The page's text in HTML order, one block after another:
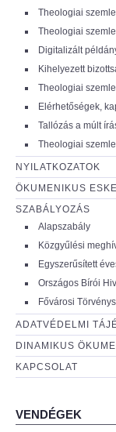
Theologiai
Theologiai
Digitalizált
Kihelyezett
Theologiai
Elérhetőségek,
Tallózás a múlt
Theologiai
NYILATKOZATOK
ÖKUMENIKUS
SZABÁLYOZÁS
Alapszabály
Közgyűlési
Egyszerűsített
Országos Bírói
Fővárosi
ADATVÉDELMI
DINAMIKUS
KAPCSOLAT
VENDÉGEK